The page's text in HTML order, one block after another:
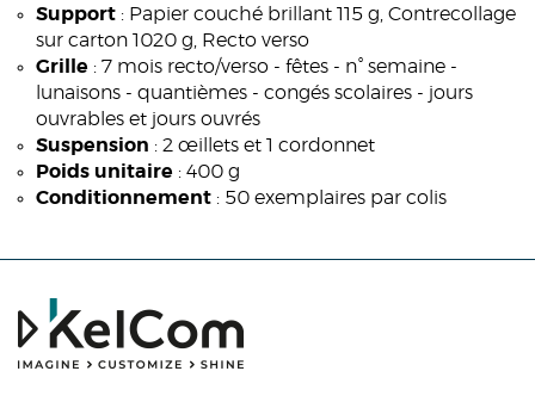
Support : Papier couché brillant 115 g, Contrecollage
sur carton 1020 g, Recto verso
Grille : 7 mois recto/verso - fêtes - n° semaine -
lunaisons - quantièmes - congés scolaires - jours
ouvrables et jours ouvrés
Suspension : 2 œillets et 1 cordonnet
Poids unitaire : 400 g
Conditionnement : 50 exemplaires par colis